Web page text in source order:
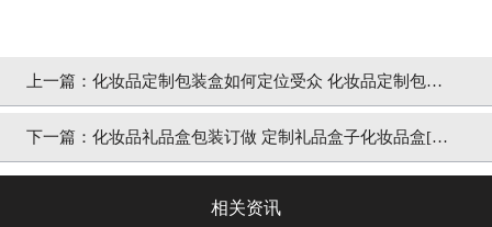
上一篇： 化妆品定制包装盒如何定位受众 化妆品定制包装
盒的方式[吉彩四方]
下一篇： 化妆品礼品盒包装订做 定制礼品盒子化妆品盒[吉
相关资讯